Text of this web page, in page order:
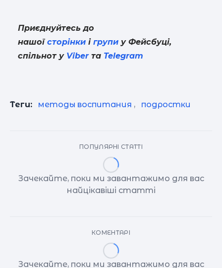
Приєднуйтесь до
нашої сторінки і групи у Фейсбуці,
спільнот у Viberта Telegram
Теги: методы воспитания , подростки
ПОПУЛЯРНІ СТАТТІ
Зачекайте, поки ми завантажимо для вас
найцікавіші статті
КОМЕНТАРІ
Зачекайте, поки ми завантажимо для вас